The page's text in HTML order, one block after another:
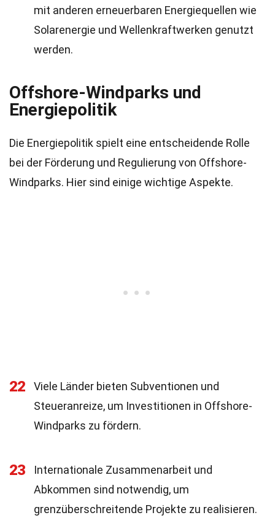
mit anderen erneuerbaren Energiequellen wie
Solarenergie und Wellenkraftwerken genutzt
werden.
Offshore-Windparks und
Energiepolitik
Die Energiepolitik spielt eine entscheidende Rolle
bei der Förderung und Regulierung von Offshore-
Windparks. Hier sind einige wichtige Aspekte.
22
Viele Länder bieten Subventionen und
Steueranreize, um Investitionen in Offshore-
Windparks zu fördern.
23
Internationale Zusammenarbeit und
Abkommen sind notwendig, um
grenzüberschreitende Projekte zu realisieren.